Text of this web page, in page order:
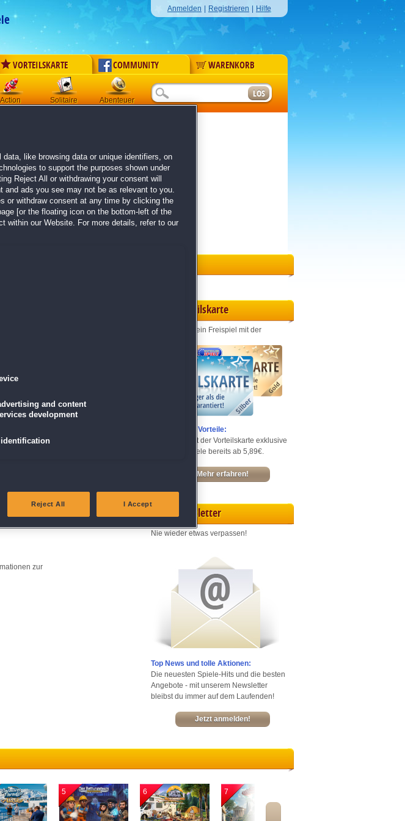
Anmelden Registrieren Hilfe
VORTEILSKARTE COMMUNITY WARENKORB
Action Solitaire Abenteuer
gestartet für:
5 Sekundenbereitgestellt...
startet,klicke bitte hier.
Vista "Fortsetzen").
zur
Vorteilskarte
Jeden Monat ein Freispiel mit der
Entdecke die Vorteile:
Sichere dir mit der Vorteilskarte exklusive
Rabatte – Spiele bereits ab 5,89€.
Mehr erfahren!
Newsletter
Nie wieder etwas verpassen!
Top News und tolle Aktionen:
Die neuesten Spiele-Hits und die besten
Angebote - mit unserem Newsletter
bleibst du immer auf dem Laufenden!
Jetzt anmelden!
5 6 7
like browsing data or unique identifiers, on
to support the purposes shown under
Reject All or withdrawing your consent will
ads you see may not be as relevant to you.
or withdraw consent at any time by clicking the
[or the floating icon on the bottom-left of the
within our Website. For more details, refer to our
and content
development
and fix errors
sources
Reject All I Accept